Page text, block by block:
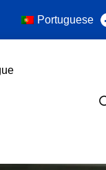
Portuguese